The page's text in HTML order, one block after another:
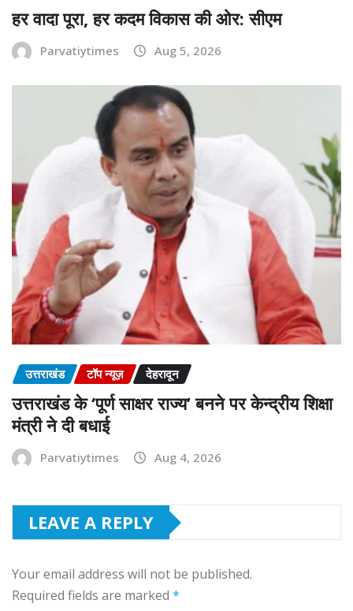
हर वादा पूरा, हर कदम विकास की ओर: सीएम
Parvatiytimes Aug 5, 2026
उत्तराखंड टॉप न्यूज़ देहरादून
उत्तराखंड के ‘पूर्ण साक्षर राज्य’ बनने पर केन्द्रीय शिक्षा
मंत्री ने दी बधाई
Parvatiytimes Aug 4, 2026
LEAVE A REPLY
Your email address will not be published.
Required fields are marked *